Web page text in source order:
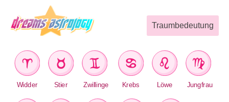
Traumbedeutung
Widder Stier Zwillinge Krebs Löwe Jungfrau